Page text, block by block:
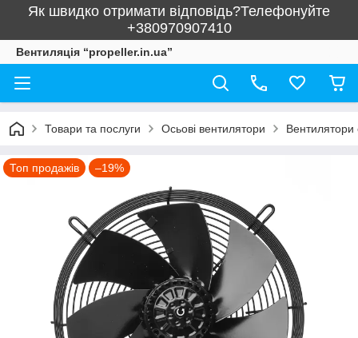
Як швидко отримати відповідь?Телефонуйте
+380970907410
Вентиляція “propeller.in.ua”
Товари та послуги Осьові вентилятори Вентилятори
Топ продажів –19%